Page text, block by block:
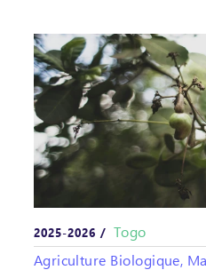
2025-2026 / Togo
Agriculture Biologique,